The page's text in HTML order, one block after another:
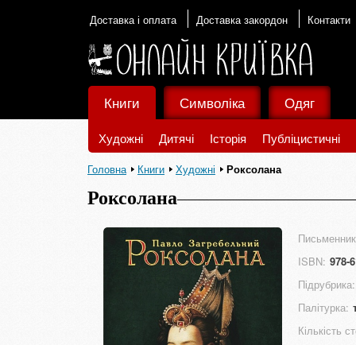
Доставка і оплата Доставка закордон Контакти
Книги
Художні Дитячі Історія Публіцистичні
Символіка Одяг
Головна Книги Художні Роксолана
Роксолана
ISBN: 978-
Підрубрика:
Палітурка:
Кількість